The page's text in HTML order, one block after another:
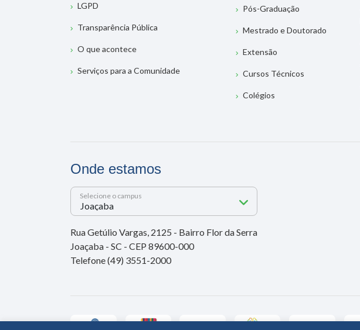
LGPD
Transparência Pública
O que acontece
Serviços para a Comunidade
Pós-Graduação
Mestrado e Doutorado
Extensão
Cursos Técnicos
Colégios
Onde estamos
Selecione o campus
Rua Getúlio Vargas, 2125 - Bairro Flor da Serra
Joaçaba - SC - CEP 89600-000
Telefone (49) 3551-2000